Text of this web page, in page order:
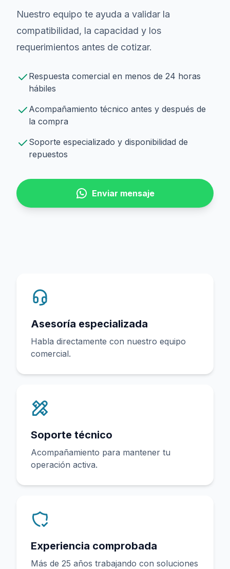
Nuestro equipo te ayuda a validar la
compatibilidad, la capacidad y los
requerimientos antes de cotizar.
Respuesta comercial en menos de 24 horas
hábiles
Acompañamiento técnico antes y después de
la compra
Soporte especializado y disponibilidad de
repuestos
Enviar mensaje
Asesoría especializada
Habla directamente con nuestro equipo
comercial.
Soporte técnico
Acompañamiento para mantener tu
operación activa.
Experiencia comprobada
Más de 25 años trabajando con soluciones